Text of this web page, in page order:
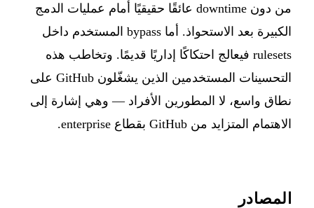
من دون downtime عائقًا حقيقيًا أمام عمليات الدمج
الكبيرة بعد الاستحواذ. أما bypass المستخدم داخل
rulesets فيعالج احتكاكًا إداريًا قديمًا. وتخاطب هذه
التحسينات المستخدمين الذين يشغّلون GitHub على
نطاق واسع، لا المطورين الأفراد — وهي إشارة إلى
الاهتمام المتزايد من GitHub بقطاع enterprise.
المصادر